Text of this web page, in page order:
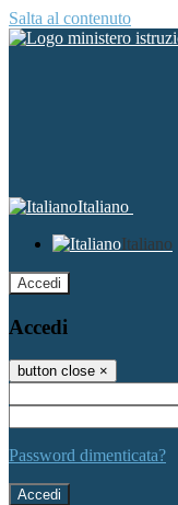
Salta al contenuto
Italiano
Italiano
Accedi
Accedi
button close ×
Password dimenticata?